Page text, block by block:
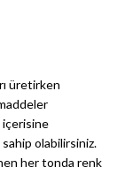
üretirken
içerisine
olabilirsiniz.
her tonda renk